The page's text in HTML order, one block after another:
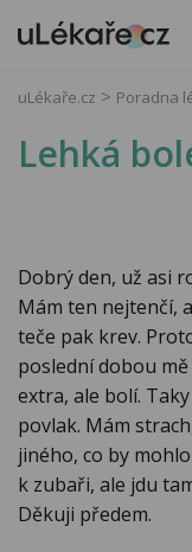
uLékaře.cz Poradna
Lehká
Dobrý den, už asi
Mám ten nejtenčí,
teče pak krev.
poslední dobou
extra, ale bolí.
povlak. Mám
jiného, co by
k zubaři, ale jdu
Děkuji předem.